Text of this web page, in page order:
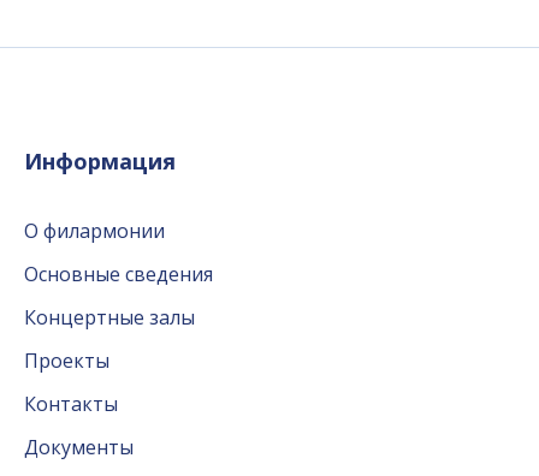
Информация
О филармонии
Основные сведения
Концертные залы
Проекты
Контакты
Документы